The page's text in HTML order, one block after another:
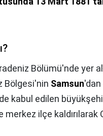
Bölümü'nde yer
Bölgesi'nin Samsun
kabul edilen
ilçe kaldırılarak